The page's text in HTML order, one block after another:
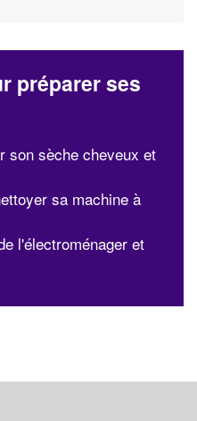
préparer ses
son sèche cheveux et
sa machine à
l'électroménager et